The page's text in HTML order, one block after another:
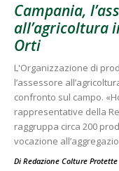
Campania,
all’agricoltura
Orti
L'Organizzazione di
l’assessore
confronto sul campo.
rappresentative della
raggruppa circa 200
vocazione
Di Redazione Colture Protette